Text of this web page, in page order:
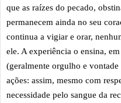
que as raízes do pecado,
permanecem ainda no seu
continua a vigiar e orar,
ele. A experiência o ensina,
(geralmente orgulho e vontade
ações: assim, mesmo com
necessidade pelo sangue da